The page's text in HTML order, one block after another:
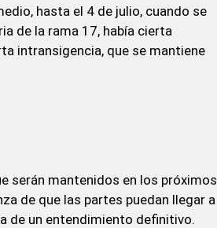
hasta el 4 de julio, cuando se
de la rama 17, había cierta
intransigencia, que se mantiene
serán mantenidos en los próximos
de que las partes puedan llegar a
de un entendimiento definitivo.